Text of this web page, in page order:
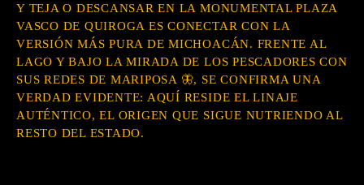
Y TEJA O DESCANSAR EN LA MONUMENTAL PLAZA
VASCO DE QUIROGA ES CONECTAR CON LA
VERSIÓN MÁS PURA DE MICHOACÁN. FRENTE AL
LAGO Y BAJO LA MIRADA DE LOS PESCADORES CON
SUS REDES DE MARIPOSA 🦋, SE CONFIRMA UNA
VERDAD EVIDENTE: AQUÍ RESIDE EL LINAJE
AUTÉNTICO, EL ORIGEN QUE SIGUE NUTRIENDO AL
RESTO DEL ESTADO.